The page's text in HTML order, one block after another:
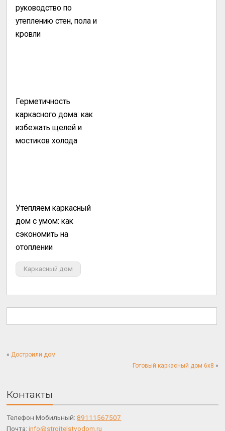
руководство по
утеплению стен, пола и
кровли
Герметичность
каркасного дома: как
избежать щелей и
мостиков холода
Утепляем каркасный
дом с умом: как
сэкономить на
отоплении
Каркасный дом
« Достроили дом
Готовый каркасный дом 6х8 »
Контакты
Телефон Мобильный:89111567507
Почта:info@stroitelstvodom.ru